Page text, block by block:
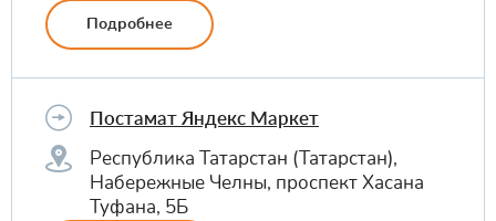
Подробнее
Постамат Яндекс Маркет
Республика Татарстан (Татарстан),
Набережные Челны, проспект Хасана
Туфана, 5Б